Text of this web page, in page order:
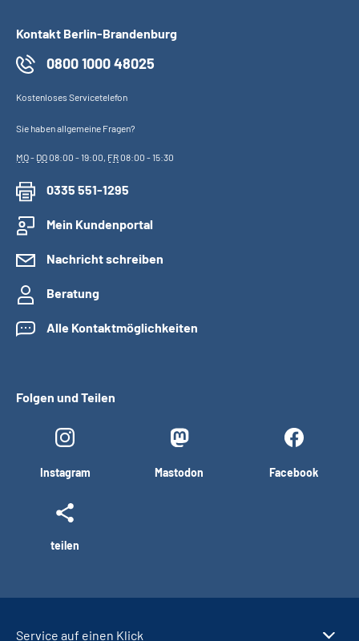
Kontakt Berlin-Brandenburg
0800 1000 48025
Kostenloses Servicetelefon
Sie haben allgemeine Fragen?
MO- DO08:00 - 19:00, FR08:00 - 15:30
0335 551-1295
Mein Kundenportal
Nachricht schreiben
Beratung
Alle Kontaktmöglichkeiten
Folgen und Teilen
Instagram Mastodon Facebook
teilen
Service auf einen Klick